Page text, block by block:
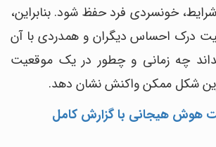
خونسردی فرد حفظ شود. بنابراین،
درک احساس دیگران و همدردی با آن
چه زمانی و چطور در یک موقعیت
شکل ممکن واکنش نشان دهد.
هوش هیجانی با گزارش کامل